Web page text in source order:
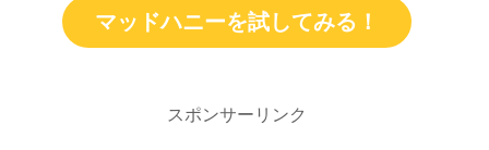
マッドハニーを試してみる！
スポンサーリンク